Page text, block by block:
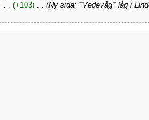
‎ . . (+103)‎ . . (Ny sida: '''Vedevåg''' låg i